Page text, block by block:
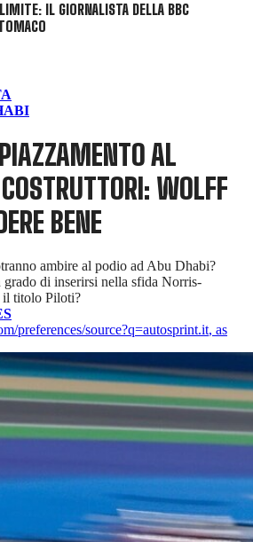
IL GIORNALISTA DELLA BBC
AL
WOLFF
BENE
ambire al podio ad Abu Dhabi?
grado di inserirsi nella sfida Norris-
il titolo Piloti?
preferences/source?q=autosprint.it, as